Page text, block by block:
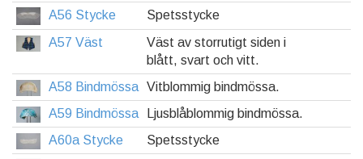
A56 Stycke
Spetsstycke
A57 Väst
Väst av storrutigt siden i
blått, svart och vitt.
A58 Bindmössa Vitblommig bindmössa.
A59 Bindmössa
Ljusblåblommig bindmössa.
A60a Stycke
Spetsstycke